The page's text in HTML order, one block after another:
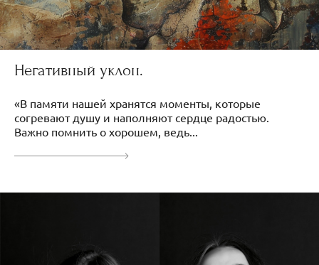
Негативный уклон.
«В памяти нашей хранятся моменты, которые
согревают душу и наполняют сердце радостью.
Важно помнить о хорошем, ведь...